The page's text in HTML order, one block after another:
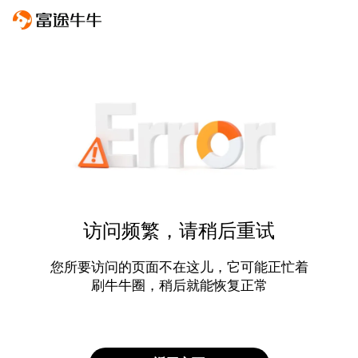
访问频繁，请稍后重试
您所要访问的页面不在这儿，它可能正忙着
刷牛牛圈，稍后就能恢复正常